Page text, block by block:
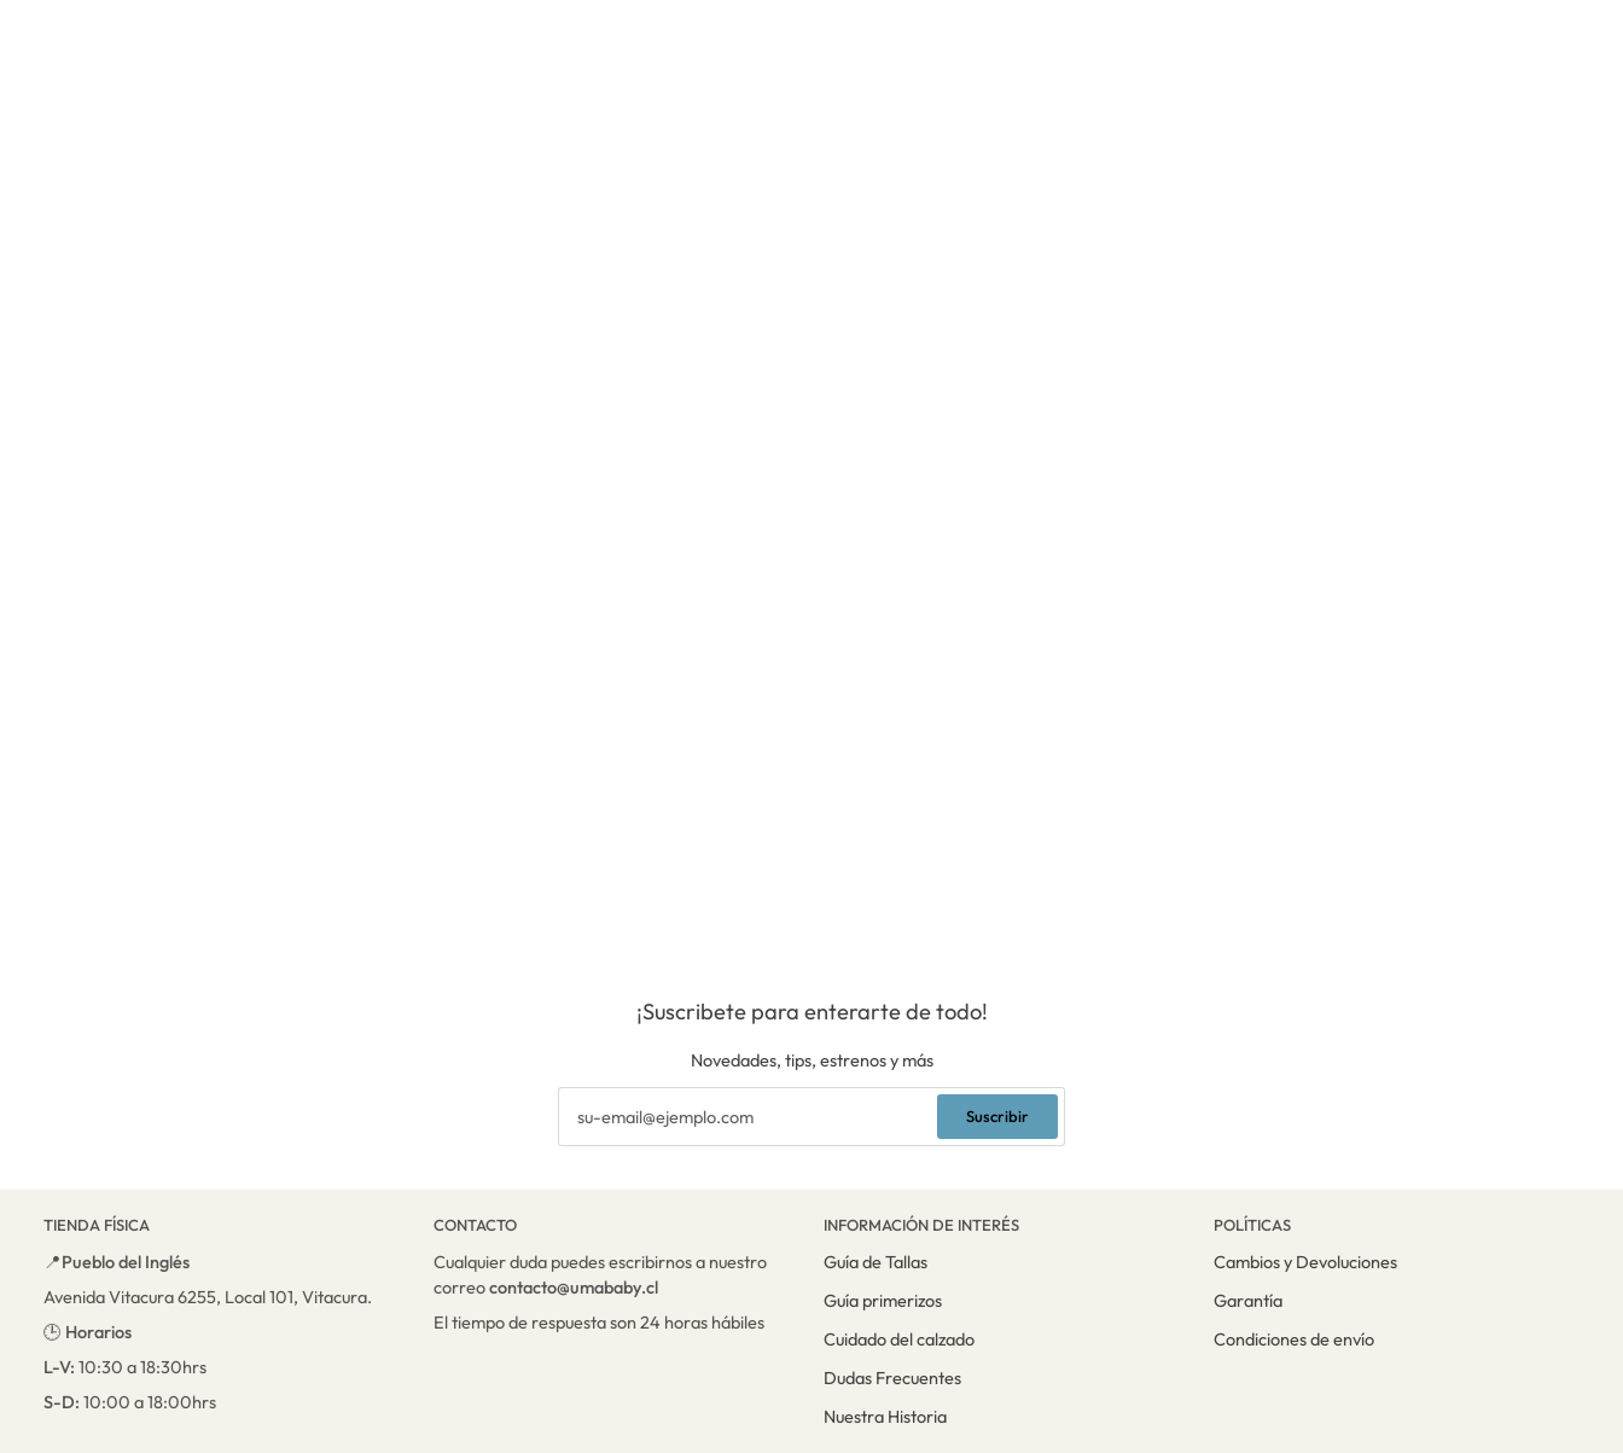
¡Suscribete para enterarte de todo!
Novedades, tips, estrenos y más
Suscribir
TIENDA FÍSICA
📍Pueblo del Inglés
Avenida Vitacura 6255, Local 101, Vitacura.
🕒 Horarios
L-V: 10:30 a 18:30hrs
S-D: 10:00 a 18:00hrs
CONTACTO
Cualquier duda puedes escribirnos a nuestro
correocontacto@umababy.cl
El tiempo de respuesta son 24 horas hábiles
INFORMACIÓN DE INTERÉS
Guía de Tallas
Guía primerizos
Cuidado del calzado
Dudas Frecuentes
Nuestra Historia
POLÍTICAS
Cambios y Devoluciones
Garantía
Condiciones de envío